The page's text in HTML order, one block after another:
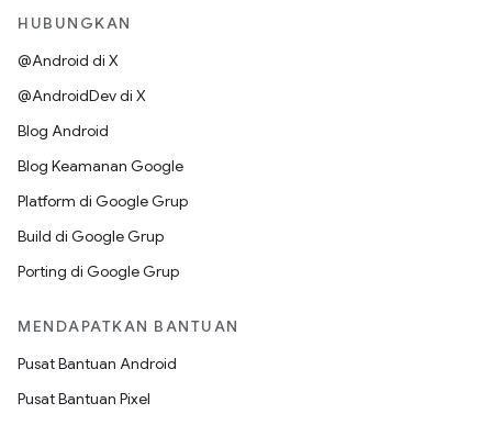
HUBUNGKAN
@Android di X
@AndroidDev di X
Blog Android
Blog Keamanan Google
Platform di Google Grup
Build di Google Grup
Porting di Google Grup
MENDAPATKAN BANTUAN
Pusat Bantuan Android
Pusat Bantuan Pixel